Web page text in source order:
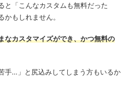
と「こんなカスタムも無料だった
もしれません。
なカスタマイズができ、かつ無料の
手…」と尻込みしてしまう方もいるか